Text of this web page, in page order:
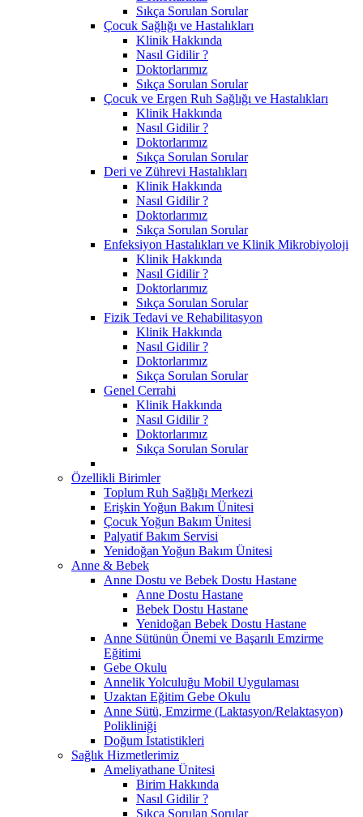
Sıkça Sorulan Sorular
Çocuk Sağlığı ve Hastalıkları
Klinik Hakkında
Nasıl Gidilir ?
Doktorlarımız
Sıkça Sorulan Sorular
Çocuk ve Ergen Ruh Sağlığı ve Hastalıkları
Klinik Hakkında
Nasıl Gidilir ?
Doktorlarımız
Sıkça Sorulan Sorular
Deri ve Zührevi Hastalıkları
Klinik Hakkında
Nasıl Gidilir ?
Doktorlarımız
Sıkça Sorulan Sorular
Enfeksiyon Hastalıkları ve Klinik Mikrobiyoloji
Klinik Hakkında
Nasıl Gidilir ?
Doktorlarımız
Sıkça Sorulan Sorular
Fizik Tedavi ve Rehabilitasyon
Klinik Hakkında
Nasıl Gidilir ?
Doktorlarımız
Sıkça Sorulan Sorular
Genel Cerrahi
Klinik Hakkında
Nasıl Gidilir ?
Doktorlarımız
Sıkça Sorulan Sorular
Özellikli Birimler
Toplum Ruh Sağlığı Merkezi
Erişkin Yoğun Bakım Ünitesi
Çocuk Yoğun Bakım Ünitesi
Palyatif Bakım Servisi
Yenidoğan Yoğun Bakım Ünitesi
Anne & Bebek
Anne Dostu ve Bebek Dostu Hastane
Anne Dostu Hastane
Bebek Dostu Hastane
Yenidoğan Bebek Dostu Hastane
Anne Sütünün Önemi ve Başarılı Emzirme
Eğitimi
Gebe Okulu
Annelik Yolculuğu Mobil Uygulaması
Uzaktan Eğitim Gebe Okulu
Anne Sütü, Emzirme (Laktasyon/Relaktasyon)
Polikliniği
Doğum İstatistikleri
Sağlık Hizmetlerimiz
Ameliyathane Ünitesi
Birim Hakkında
Nasıl Gidilir ?
Sıkça Sorulan Sorular